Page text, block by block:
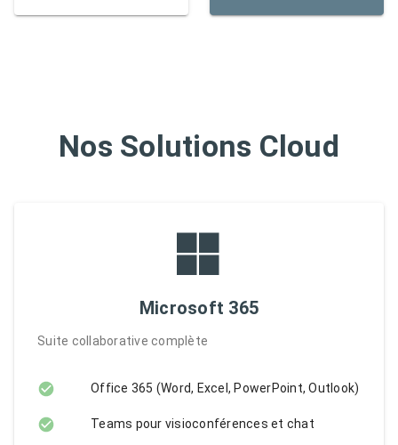
Nos Solutions Cloud
Microsoft 365
Suite collaborative complète
Office 365 (Word, Excel, PowerPoint, Outlook)
Teams pour visioconférences et chat